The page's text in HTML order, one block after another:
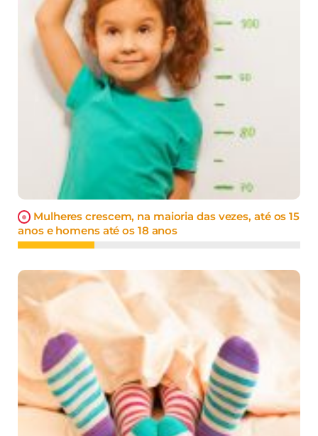
Mulheres crescem, na maioria das vezes, até os 15
anos e homens até os 18 anos